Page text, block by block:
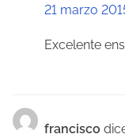
t
21 marzo
Excelente
francisco